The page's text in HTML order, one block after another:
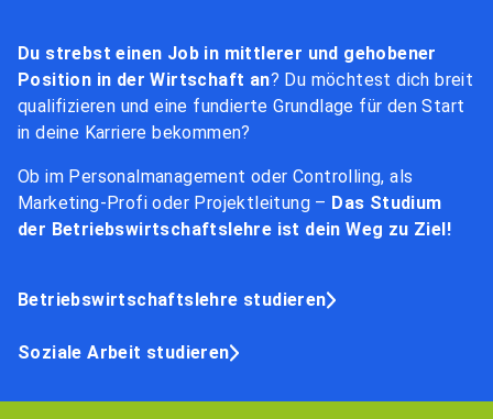
Du möchtest „irgendwas mit Medien“ studierenund
deine IT-Kenntnisse erweitern? IT-Prozesse im
Dann qualifiziere dich als Medien- und Digital-Profi
Unternehmen und Verwaltungen. Arbeite an den
Dienstleistern und Kooperationspartnern
Du möchtest im Sozialen Bereich tätig sein und
Menschen helfen? Im direkten Umgang mit den
Klienten sein oder doch lieber im sozialen
Verwaltungsbereich tätig sein?
Dann ist ein Studium der Sozialen Arbeit genau das
Richtige für dich!Werde Sozialarbeiter, lenke die
Geschicke der Einrichtungen als Pädagogische Leitung,
Soziale Arbeit studieren
Du strebst einen Job in mittlerer und gehobener
Position in der Wirtschaft an? Du möchtest dich breit
qualifizieren und eine fundierte Grundlage für den Start
in deine Karriere bekommen?
Ob im Personalmanagement oder Controlling, als
Marketing-Profi oder Projektleitung – Das Studium
der Betriebswirtschaftslehre ist dein Weg zu Ziel!
Betriebswirtschaftslehre studieren